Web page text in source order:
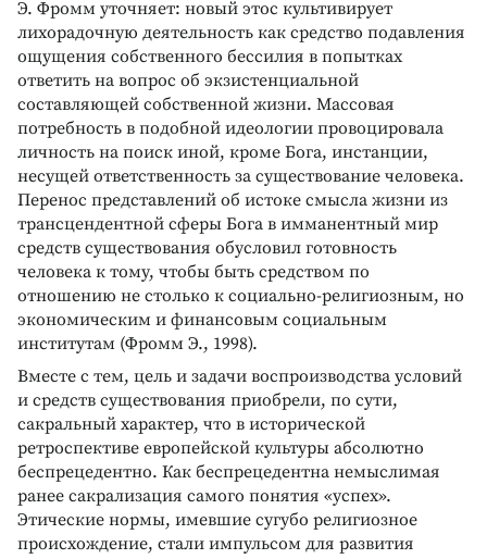
Э. Фромм уточняет: новый этос культивирует
лихорадочную деятельность как средство подавления
ощущения собственного бессилия в попытках
ответить на вопрос об экзистенциальной
составляющей собственной жизни. Массовая
потребность в подобной идеологии провоцировала
личность на поиск иной, кроме Бога, инстанции,
несущей ответственность за существование человека.
Перенос представлений об истоке смысла жизни из
трансцендентной сферы Бога в имманентный мир
средств существования обусловил готовность
человека к тому, чтобы быть средством по
отношению не столько к социально-религиозным, но
экономическим и финансовым социальным
институтам (Фромм Э., 1998).
Вместе с тем, цель и задачи воспроизводства условий
и средств существования приобрели, по сути,
сакральный характер, что в исторической
ретроспективе европейской культуры абсолютно
беспрецедентно. Как беспрецедентна немыслимая
ранее сакрализация самого понятия «успех».
Этические нормы, имевшие сугубо религиозное
происхождение, стали импульсом для развития